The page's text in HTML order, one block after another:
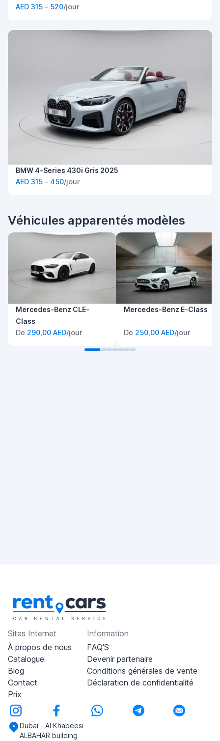
AED 315 - 520/jour
BMW 4-Series 430i Gris 2025
AED 315 - 450/jour
Véhicules apparentés modèles
Mercedes-Benz CLE-
Class
De 290,00 AED/jour
Mercedes-Benz E-Class
De 250,00 AED/jour
Sites Internet
À propos de nous
Catalogue
Blog
Contact
Prix
Information
FAQ'S
Devenir partenaire
Conditions générales de vente
Déclaration de confidentialité
Dubai - Al Khabeesi
ALBAHAR building